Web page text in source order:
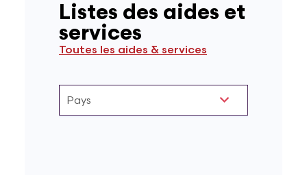
Listes des aides et
services
Toutes les aides & services
Théâtre, Cirque et Arts de la rue,
Humour